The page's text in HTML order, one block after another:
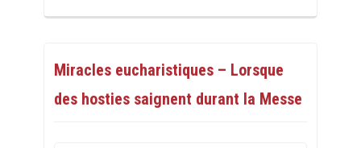
Miracles eucharistiques – Lorsque
des hosties saignent durant la Messe